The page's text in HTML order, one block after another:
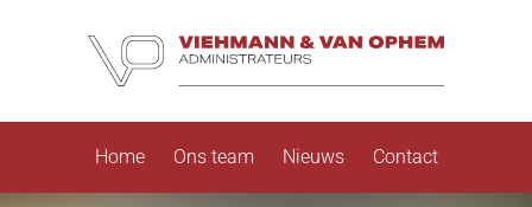
Home Ons team Nieuws Contact